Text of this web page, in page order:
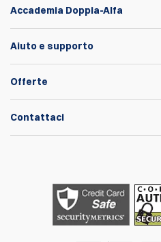
Accademia Doppia-Alfa
Aiuto e supporto
Offerte
Contattaci